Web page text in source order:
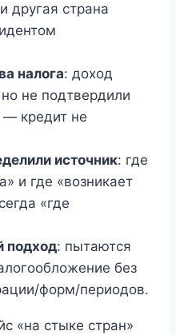
другая страна
налога: доход
не подтвердили
— кредит не
источник: где
и где «возникает
«где
подход: пытаются
без
форм/периодов.
«на стыке стран»